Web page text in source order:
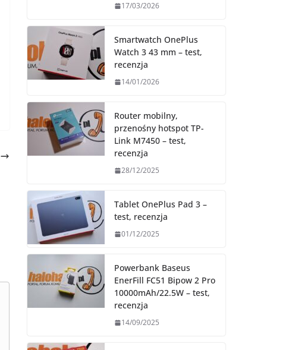
17/03/2026
Smartwatch OnePlus
Watch 3 43 mm – test,
recenzja
14/01/2026
Router mobilny,
przenośny hotspot TP-
Link M7450 – test,
recenzja
28/12/2025
Tablet OnePlus Pad 3 –
test, recenzja
01/12/2025
Powerbank Baseus
EnerFill FC51 Bipow 2 Pro
10000mAh/22.5W – test,
recenzja
14/09/2025